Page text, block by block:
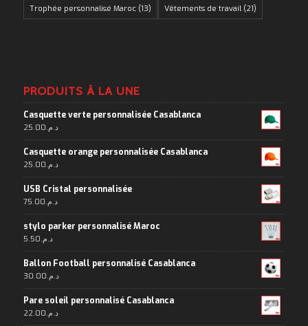
Trophée personnalisé Maroc(13) Vêtements de travail(21)
PRODUITS À LA UNE
Casquette verte personnalisée Casablanca
د.م.25.00
Casquette orange personnalisée Casablanca
د.م.25.00
USB Cristal personnalisée
د.م.75.00
stylo parker personnalisé Maroc
د.م.5.50
Ballon Football personnalisé Casablanca
د.م.30.00
Pare soleil personnalisé Casablanca
د.م.22.00